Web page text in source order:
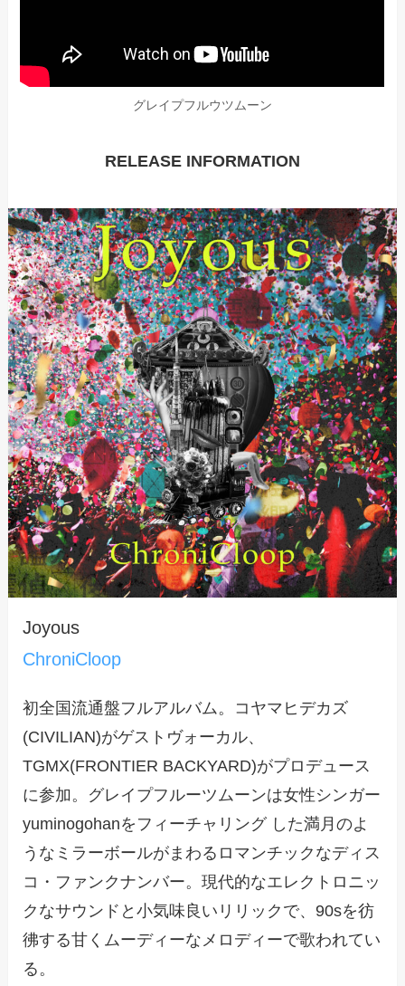
グレイプフルウツムーン
RELEASE INFORMATION
Joyous
ChroniCloop
初全国流通盤フルアルバム。コヤマヒデカズ
(CIVILIAN)がゲストヴォーカル、
TGMX(FRONTIER BACKYARD)がプロデュース
に参加。グレイプフルーツムーンは女性シンガー
yuminogohanをフィーチャリング した満月のよ
うなミラーボールがまわるロマンチックなディス
コ・ファンクナンバー。現代的なエレクトロニッ
クなサウンドと小気味良いリリックで、90sを彷
彿する甘くムーディーなメロディーで歌われてい
る。